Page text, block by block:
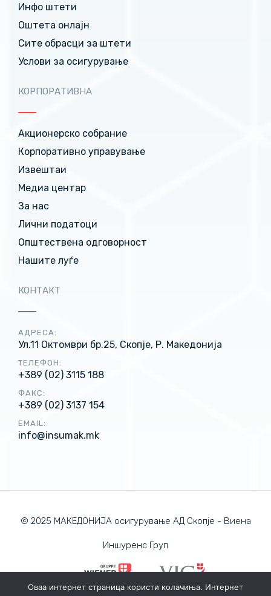
Инфо штети
Оштета онлајн
Сите обрасци за штети
Услови за осигурување
КОРПОРАТИВНА
Акционерско собрание
Корпоративно управување
Извештаи
Медиа центар
За нас
Лични податоци
Општествена одговорност
Нашите луѓе
КОНТАКТ
АДРЕСА:
Ул.11 Октомври бр.25, Скопје, Р. Македонија
ТЕЛЕФОН:
+389 (02) 3115 188
ФАКС:
+389 (02) 3137 154
EMAIL:
info@insumak.mk
© 2025 МАКЕДОНИЈА осигурување АД Скопје - Виена
Иншуренс Груп
Оваа интернет страница користи колачиња. Интернет